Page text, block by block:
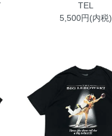
TEL
5,500円(内税)